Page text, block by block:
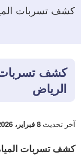
كشف تسربات
كشف تسربات
الرياض
آخر تحديث 8 فبراير، 2026
كشف تسربات